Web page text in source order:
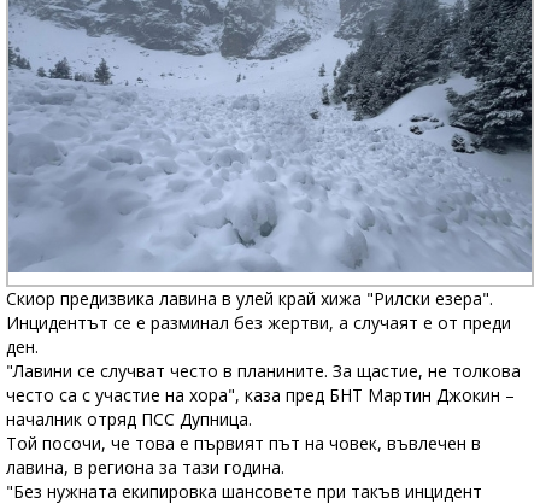
Скиор предизвика лавина в улей край хижа "Рилски езера".
Инцидентът се е разминал без жертви, а случаят е от преди
ден.
"Лавини се случват често в планините. За щастие, не толкова
често са с участие на хора", каза пред БНТ Мартин Джокин –
началник отряд ПСС Дупница.
Той посочи, че това е първият път на човек, въвлечен в
лавина, в региона за тази година.
"Без нужната екипировка шансовете при такъв инцидент